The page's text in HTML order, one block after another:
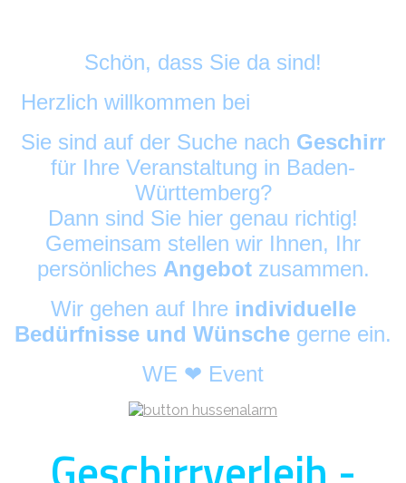
Schön, dass Sie da sind!
Herzlich willkommen bei
Sie sind auf der Suche nach Geschirr
für Ihre Veranstaltung in Baden-
Württemberg?
Dann sind Sie hier genau richtig!
Gemeinsam stellen wir Ihnen, Ihr
persönliches Angebot zusammen.
Wir gehen auf Ihre individuelle
Bedürfnisse und Wünsche gerne ein.
WE ❤ Event